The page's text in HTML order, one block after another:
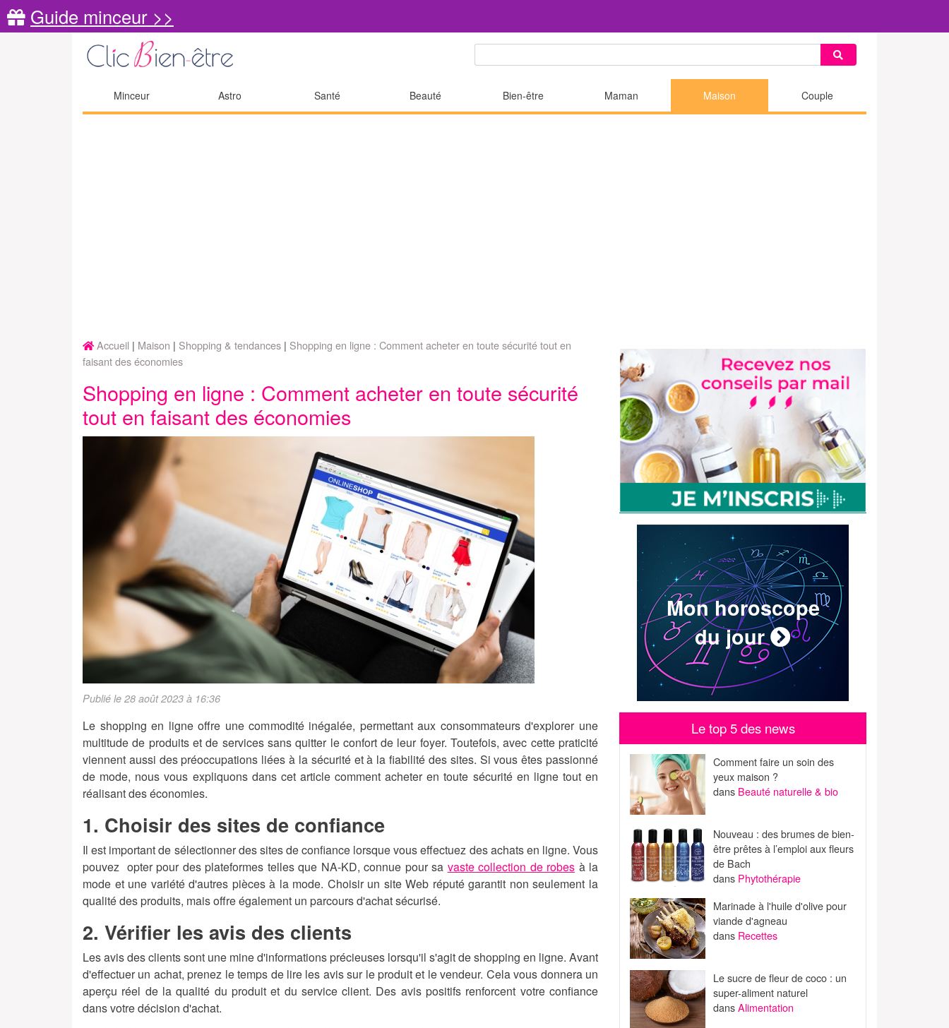
Guide minceur >>
Minceur Astro Santé Beauté Bien-être Maman Maison Couple
Accueil Maison Shopping & tendances
Shopping en ligne : Comment acheter en toute sécurité tout en
faisant des économies
Shopping en ligne : Comment acheter en toute sécurité
tout en faisant des économies
Publié le 28 août 2023 à 16:36
Le shopping en ligne offre une commodité inégalée, permettant aux consommateurs d'explorer une
multitude de produits et de services sans quitter le confort de leur foyer. Toutefois, avec cette praticité
viennent aussi des préoccupations liées à la sécurité et à la fiabilité des sites. Si vous êtes passionné
de mode, nous vous expliquons dans cet article comment acheter en toute sécurité en ligne tout en
réalisant des économies.
1. Choisir des sites de confiance
Il est important de sélectionner des sites de confiance lorsque vous effectuez des achats en ligne. Vous
pouvez opter pour des plateformes telles que NA-KD, connue pour sa vaste collection de robes à la
mode et une variété d'autres pièces à la mode. Choisir un site Web réputé garantit non seulement la
qualité des produits, mais offre également un parcours d'achat sécurisé.
2. Vérifier les avis des clients
Les avis des clients sont une mine d'informations précieuses lorsqu'il s'agit de shopping en ligne. Avant
d'effectuer un achat, prenez le temps de lire les avis sur le produit et le vendeur. Cela vous donnera un
aperçu réel de la qualité du produit et du service client. Des avis positifs renforcent votre confiance
dans votre décision d'achat.
Mon horoscope
du jour
Le top 5 des news
Comment faire un soin des
yeux maison ?
dans Beauté naturelle & bio
Nouveau : des brumes de bien-
être prêtes à l’emploi aux fleurs
de Bach
dans Phytothérapie
Marinade à l'huile d'olive pour
viande d'agneau
dans Recettes
Le sucre de fleur de coco : un
super-aliment naturel
dansAlimentation